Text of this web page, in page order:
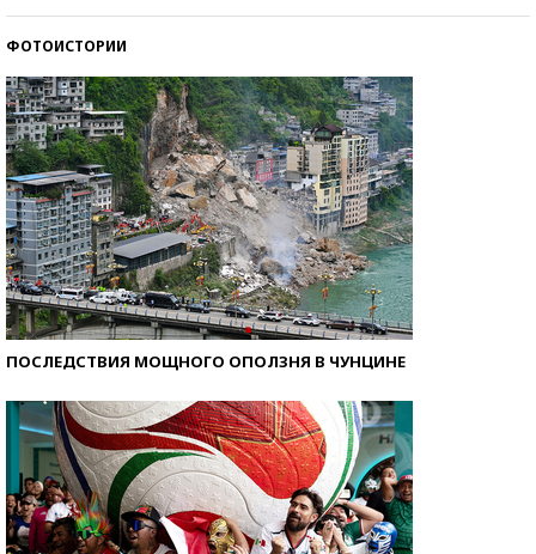
ФОТОИСТОРИИ
ПОСЛЕДСТВИЯ МОЩНОГО ОПОЛЗНЯ В ЧУНЦИНЕ